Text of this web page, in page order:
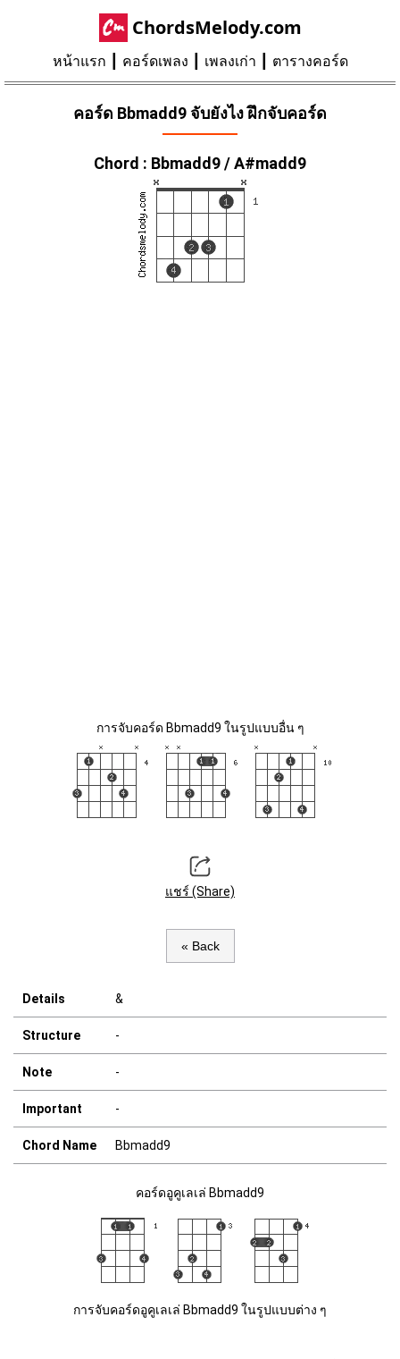
ChordsMelody.com
หน้าแรก คอร์ดเพลง เพลงเก่า ตารางคอร์ด
คอร์ด Bbmadd9 จับยังไง ฝึกจับคอร์ด
Chord : Bbmadd9 / A#madd9
การจับคอร์ด Bbmadd9 ในรูปแบบอื่น ๆ
แชร์ (Share)
« Back
Details &
Structure -
Note -
Important -
Chord Name Bbmadd9
คอร์ดอูคูเลเล่ Bbmadd9
การจับคอร์ดอูคูเลเล่ Bbmadd9 ในรูปแบบต่าง ๆ